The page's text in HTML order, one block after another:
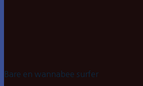
Bare en wannabee surfer